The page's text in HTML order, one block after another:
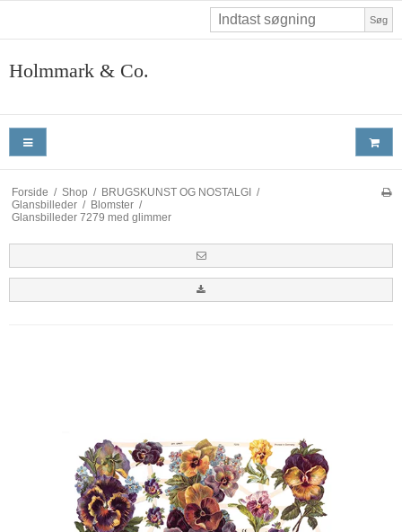
Søg
Holmmark & Co.
Forside / Shop / BRUGSKUNST OG NOSTALGI /
Glansbilleder / Blomster /
Glansbilleder 7279 med glimmer